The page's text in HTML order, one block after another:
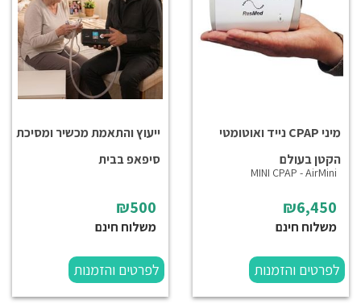
מיני CPAP נייד ואוטומטי
הקטן בעולם
MINI CPAP - AirMini
₪6,450
משלוח חינם
לפרטים והזמנות
ייעוץ והתאמת מכשיר ומסיכת
סיפאפ בבית
₪500
משלוח חינם
לפרטים והזמנות